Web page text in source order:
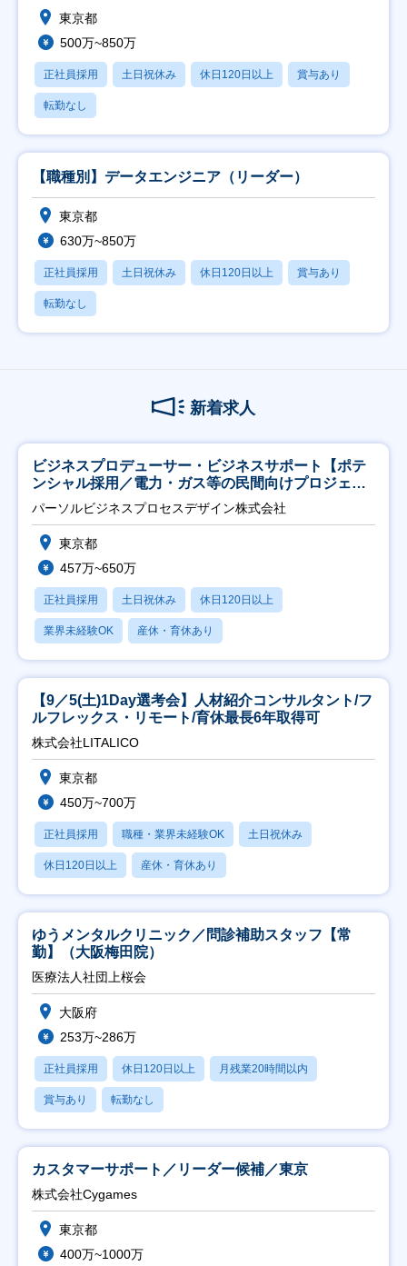
東京都
500万~850万
正社員採用 土日祝休み 休日120日以上 賞与あり
転勤なし
【職種別】データエンジニア（リーダー）
東京都
630万~850万
正社員採用 土日祝休み 休日120日以上 賞与あり
転勤なし
新着求人
ビジネスプロデューサー・ビジネスサポート【ポテ
ンシャル採用／電力・ガス等の民間向けプロジェク
ト推進】
パーソルビジネスプロセスデザイン株式会社
東京都
457万~650万
正社員採用 土日祝休み 休日120日以上
業界未経験OK 産休・育休あり
【9／5(土)1Day選考会】人材紹介コンサルタント/フ
ルフレックス・リモート/育休最長6年取得可
株式会社LITALICO
東京都
450万~700万
正社員採用 職種・業界未経験OK 土日祝休み
休日120日以上 産休・育休あり
ゆうメンタルクリニック／問診補助スタッフ【常
勤】（大阪梅田院）
医療法人社団上桜会
大阪府
253万~286万
正社員採用 休日120日以上 月残業20時間以内
賞与あり 転勤なし
カスタマーサポート／リーダー候補／東京
株式会社Cygames
東京都
400万~1000万